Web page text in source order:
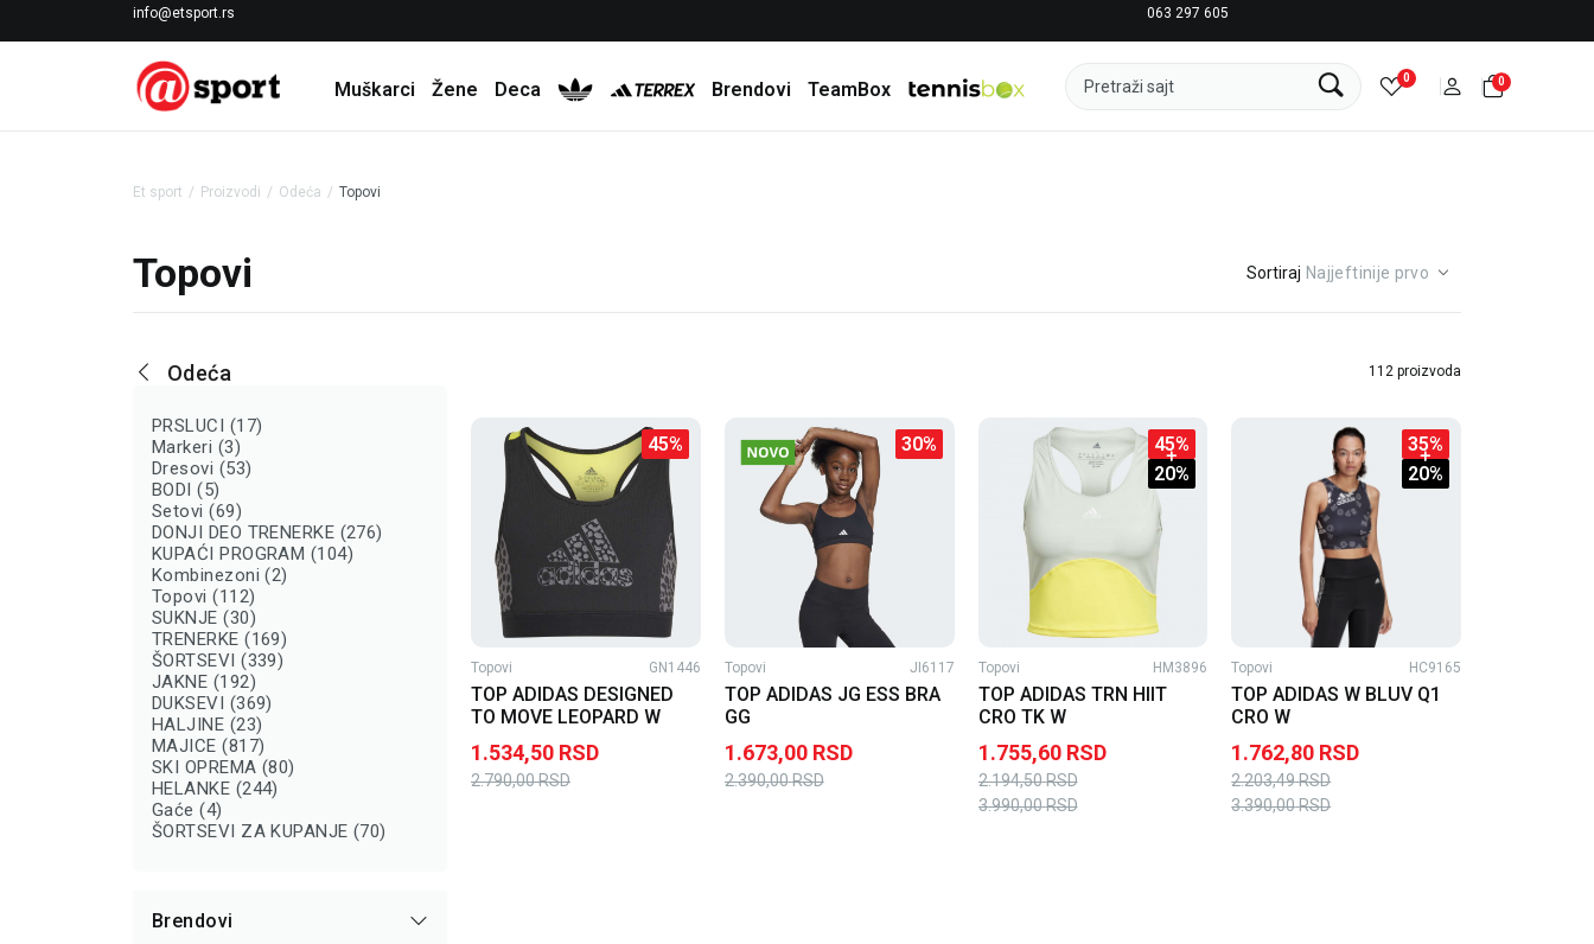
info@etsport.rs
LICENCIRANI CLEARANCE PARTNER ADIDAS 063 297 605
Muškarci Žene Deca Brendovi TeamBox Pretraži sajt 0 0
Et sport Proizvodi Odeća Topovi
Topovi Sortiraj
Odeća
PRSLUCI (17)
Markeri (3)
Dresovi (53)
BODI (5)
Setovi (69)
DONJI DEO TRENERKE (276)
KUPAĆI PROGRAM (104)
Kombinezoni (2)
Topovi (112)
SUKNJE (30)
TRENERKE (169)
ŠORTSEVI (339)
JAKNE (192)
DUKSEVI (369)
HALJINE (23)
MAJICE (817)
SKI OPREMA (80)
HELANKE (244)
Gaće (4)
ŠORTSEVI ZA KUPANJE (70)
Brendovi
112 proizvoda
45%
Topovi GN1446
TOP ADIDAS DESIGNED
TO MOVE LEOPARD W
1.534,50 RSD
2.790,00RSD
30%
Topovi JI6117
TOP ADIDAS JG ESS BRA
GG
1.673,00 RSD
2.390,00RSD
45%
20%
Topovi HM3896
TOP ADIDAS TRN HIIT
CRO TK W
1.755,60 RSD
2.194,50RSD
3.990,00RSD
35%
20%
Topovi HC9165
TOP ADIDAS W BLUV Q1
CRO W
1.762,80 RSD
2.203,49RSD
3.390,00RSD